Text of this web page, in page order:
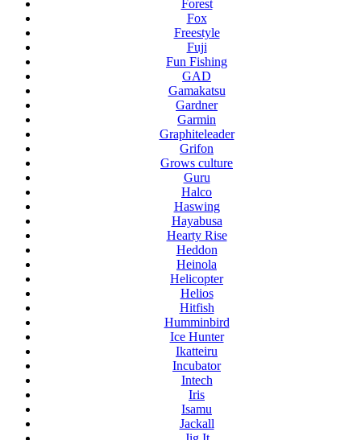
Forest
Fox
Freestyle
Fuji
Fun Fishing
GAD
Gamakatsu
Gardner
Garmin
Graphiteleader
Grifon
Grows culture
Guru
Halco
Haswing
Hayabusa
Hearty Rise
Heddon
Heinola
Helicopter
Helios
Hitfish
Humminbird
Ice Hunter
Ikatteiru
Incubator
Intech
Iris
Isamu
Jackall